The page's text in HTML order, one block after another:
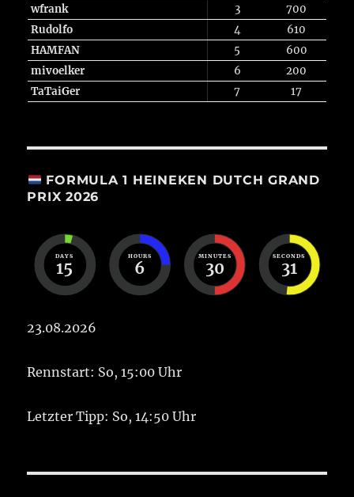
wfrank
3
700
Rudolfo
4
610
HAMFAN
5
600
mivoelker
6
200
TaTaiGer
7 17
FORMULA 1 HEINEKEN DUTCH GRAND
PRIX 2026
DAYS
15
HOURS
6
MINUTES
30
SECONDS
31
23.08.2026
Rennstart: So, 15:00 Uhr
Letzter Tipp: So, 14:50 Uhr